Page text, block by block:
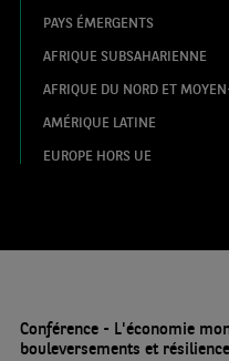
PAYS ÉMERGENTS
AFRIQUE SUBSAHARIENNE
AFRIQUE DU NORD ET
AMÉRIQUE LATINE
EUROPE HORS UE
Conférence - L'économie
bouleversements et résilience